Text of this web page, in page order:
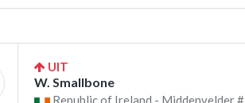
UIT
W. Smallbone
Republic of Ireland - Middenvelder #